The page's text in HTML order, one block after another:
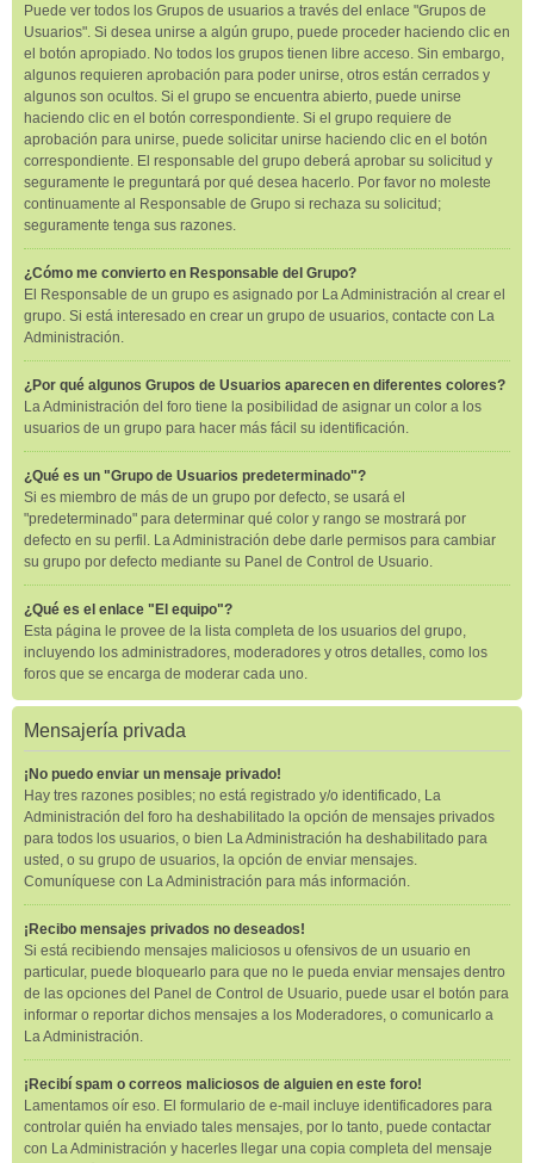
Puede ver todos los Grupos de usuarios a través del enlace "Grupos de
Usuarios". Si desea unirse a algún grupo, puede proceder haciendo clic en
el botón apropiado. No todos los grupos tienen libre acceso. Sin embargo,
algunos requieren aprobación para poder unirse, otros están cerrados y
algunos son ocultos. Si el grupo se encuentra abierto, puede unirse
haciendo clic en el botón correspondiente. Si el grupo requiere de
aprobación para unirse, puede solicitar unirse haciendo clic en el botón
correspondiente. El responsable del grupo deberá aprobar su solicitud y
seguramente le preguntará por qué desea hacerlo. Por favor no moleste
continuamente al Responsable de Grupo si rechaza su solicitud;
seguramente tenga sus razones.
¿Cómo me convierto en Responsable del Grupo?
El Responsable de un grupo es asignado por La Administración al crear el
grupo. Si está interesado en crear un grupo de usuarios, contacte con La
Administración.
¿Por qué algunos Grupos de Usuarios aparecen en diferentes colores?
La Administración del foro tiene la posibilidad de asignar un color a los
usuarios de un grupo para hacer más fácil su identificación.
¿Qué es un "Grupo de Usuarios predeterminado"?
Si es miembro de más de un grupo por defecto, se usará el
"predeterminado" para determinar qué color y rango se mostrará por
defecto en su perfil. La Administración debe darle permisos para cambiar
su grupo por defecto mediante su Panel de Control de Usuario.
¿Qué es el enlace "El equipo"?
Esta página le provee de la lista completa de los usuarios del grupo,
incluyendo los administradores, moderadores y otros detalles, como los
foros que se encarga de moderar cada uno.
Mensajería privada
¡No puedo enviar un mensaje privado!
Hay tres razones posibles; no está registrado y/o identificado, La
Administración del foro ha deshabilitado la opción de mensajes privados
para todos los usuarios, o bien La Administración ha deshabilitado para
usted, o su grupo de usuarios, la opción de enviar mensajes.
Comuníquese con La Administración para más información.
¡Recibo mensajes privados no deseados!
Si está recibiendo mensajes maliciosos u ofensivos de un usuario en
particular, puede bloquearlo para que no le pueda enviar mensajes dentro
de las opciones del Panel de Control de Usuario, puede usar el botón para
informar o reportar dichos mensajes a los Moderadores, o comunicarlo a
La Administración.
¡Recibí spam o correos maliciosos de alguien en este foro!
Lamentamos oír eso. El formulario de e-mail incluye identificadores para
controlar quién ha enviado tales mensajes, por lo tanto, puede contactar
con La Administración y hacerles llegar una copia completa del mensaje